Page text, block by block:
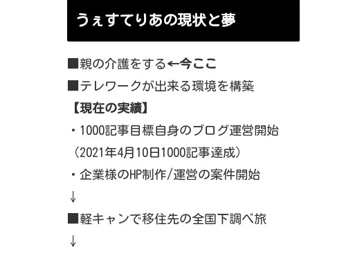
うぇすてりあの現状と夢
■親の介護をする←今ここ
■テレワークが出来る環境を構築
【現在の実績】
・1000記事目標自身のブログ運営開始
（2021年4月10日1000記事達成）
・企業様のHP制作/運営の案件開始
↓
■軽キャンで移住先の全国下調べ旅
↓